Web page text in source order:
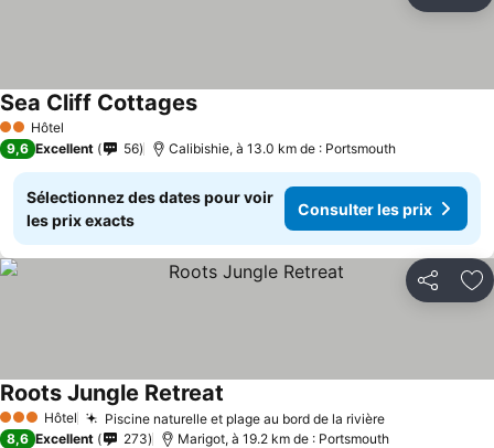
2 Étoiles
Hôtel
Sea Cliff Cottages
9,6 Excellent 56 Calibishie, à 13.0 km de : Portsmouth
Sélectionnez des dates pour voir
les prix exacts
Consulter les prix
Partager
3 ÉtoilesHôtel Piscine naturelle et plage au bord de la rivière
Roots Jungle Retreat
8,6 Excellent 273 Marigot, à 19.2 km de : Portsmouth